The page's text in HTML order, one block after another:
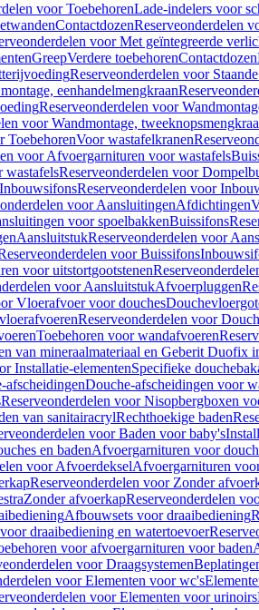
voor ToebehorenLade-indelers voor
ContactdozenReserveonderdelen
voor Met geïntegreerde
GreepVerdere toebehorenContactdozen
Reserveonderdelen voor
eenhandelmengkraan
Reserveonderdelen voor
voor Wandmontage,
ToebehorenVoor wastafelkranen
voor Afvoergarnituren voor wastafels
wastafelsReserveonderdelen voor
InbouwsifonsReserveonderdelen voor
voor AansluitingenAfdichtingen
voor spoelbakkenBuissifons
AansluitstukReserveonderdelen voor
voor Buissifons
voor uitstortgootstenen
voor AansluitstukAfvoerpluggen
Vloerafvoer voor douches
Reserveonderdelen voor
Toebehoren voor wandafvoeren
van mineraalmateriaal en Geberit Duofix
Installatie-elementenSpecifieke
afscheidingenDouche-afscheidingen voor
Reserveonderdelen voor Nisopbergboxen
van sanitairacrylRechthoekige baden
voor Baden voor baby's
en badenAfvoergarnituren voor
voor AfvoerdekselAfvoergarnituren
Reserveonderdelen voor Zonder
Zonder afvoerkapReserveonderdelen
Afbouwsets voor draaibediening
draaibediening en watertoevoer
voor afvoergarnituren voor baden
voor Draagsystemen
voor Elementen voor wc's
voor Elementen voor urinoirs